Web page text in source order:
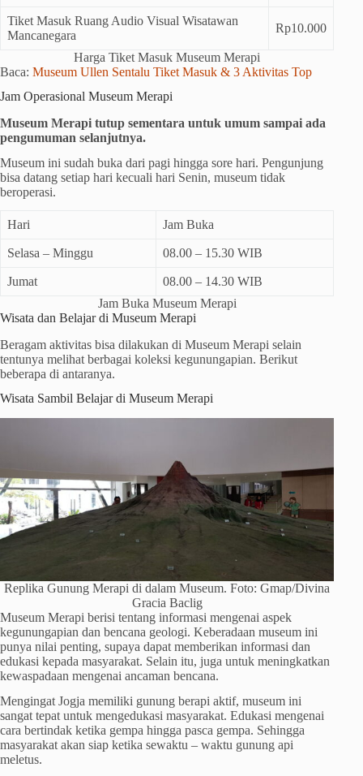
Tiket Masuk Ruang Audio Visual Wisatawan
Mancanegara
Rp10.000
Harga Tiket Masuk Museum Merapi
Baca: Museum Ullen Sentalu Tiket Masuk & 3 Aktivitas Top
Jam Operasional Museum Merapi
Museum Merapi tutup sementara untuk umum sampai ada
pengumuman selanjutnya.
Museum ini sudah buka dari pagi hingga sore hari. Pengunjung
bisa datang setiap hari kecuali hari Senin, museum tidak
beroperasi.
Hari Jam Buka
Selasa – Minggu 08.00 – 15.30 WIB
Jumat
08.00 – 14.30 WIB
Jam Buka Museum Merapi
Wisata dan Belajar di Museum Merapi
Beragam aktivitas bisa dilakukan di Museum Merapi selain
tentunya melihat berbagai koleksi kegunungapian. Berikut
beberapa di antaranya.
Wisata Sambil Belajar di Museum Merapi
Replika Gunung Merapi di dalam Museum. Foto: Gmap/Divina
Gracia Baclig
Museum Merapi berisi tentang informasi mengenai aspek
kegunungapian dan bencana geologi. Keberadaan museum ini
punya nilai penting, supaya dapat memberikan informasi dan
edukasi kepada masyarakat. Selain itu, juga untuk meningkatkan
kewaspadaan mengenai ancaman bencana.
Mengingat Jogja memiliki gunung berapi aktif, museum ini
sangat tepat untuk mengedukasi masyarakat. Edukasi mengenai
cara bertindak ketika gempa hingga pasca gempa. Sehingga
masyarakat akan siap ketika sewaktu – waktu gunung api
meletus.